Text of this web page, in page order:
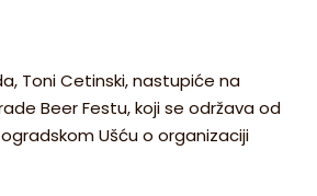
Toni Cetinski, nastupiće na
Beer Festu, koji se održava od
Ušću o organizaciji